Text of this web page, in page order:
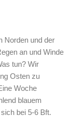
Norden und der
an und Winde
tun? Wir
Osten zu
Woche
blauem
bei 5-6 Bft.